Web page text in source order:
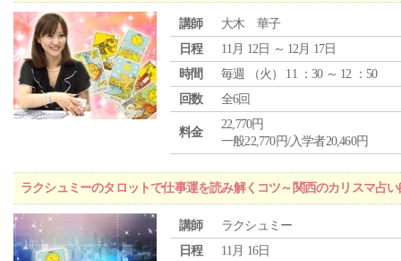
講師
大木 華子
日程
11月 12日 ～ 12月 17日
時間
毎週 （火 ） 11 ：30 ～ 12 ：50
回数
全6回
料金
22,770円
一般22,770円/入学者20,460円
ラクシュミーのタロットで仕事運を読み解くコツ～関西のカリスマ占
講師
ラクシュミー
日程
11月 16日